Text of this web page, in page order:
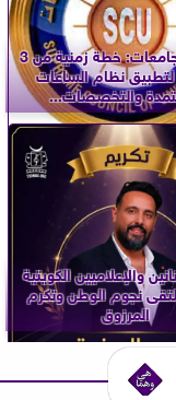
الأعلى للجامعات: خطة زمنية من 3
نظام الساعات
والتخصصات...
والإعلاميين الكويتية
نجوم الوطن وتكرم
المرزوق